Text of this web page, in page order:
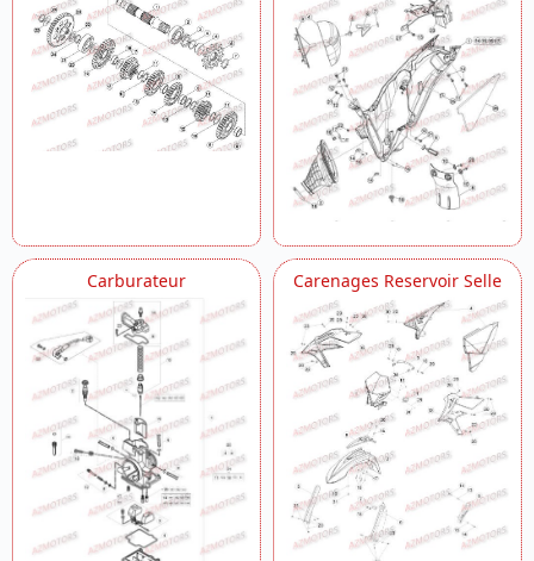
Carburateur Carenages Reservoir Selle